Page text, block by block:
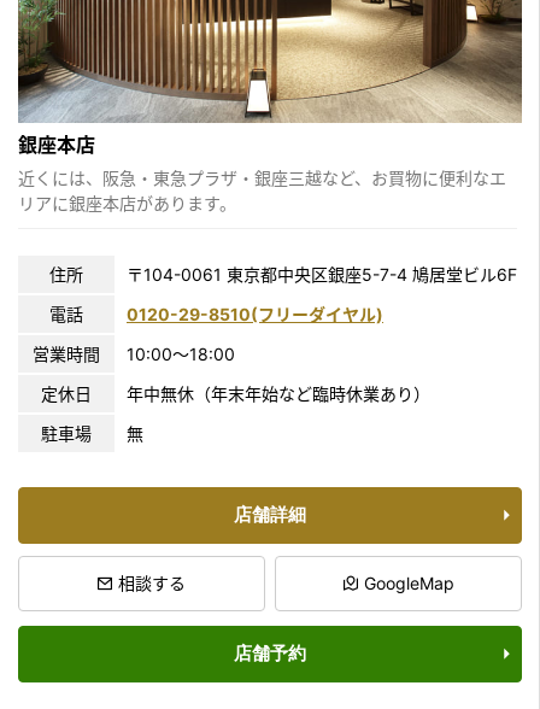
銀座本店
近くには、阪急・東急プラザ・銀座三越など、お買物に便利なエ
リアに銀座本店があります。
住所 〒104-0061 東京都中央区銀座5-7-4 鳩居堂ビル6F
電話
0120-29-8510(フリーダイヤル)
営業時間
10:00〜18:00
定休日
年中無休（年末年始など臨時休業あり）
駐車場
無
店舗詳細
相談する GoogleMap
店舗予約